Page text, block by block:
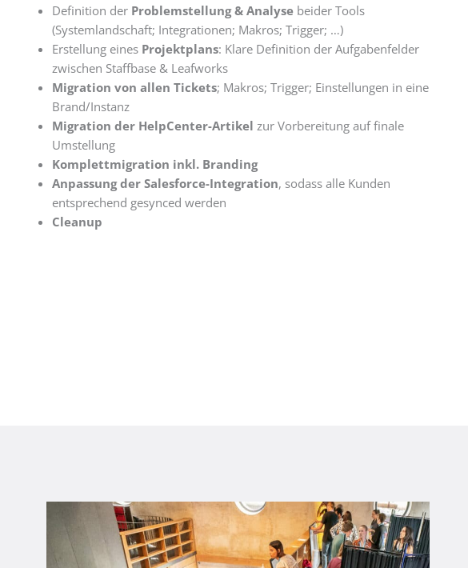
Definition der Problemstellung & Analyse beider Tools
(Systemlandschaft; Integrationen; Makros; Trigger; …)
Erstellung eines Projektplans: Klare Definition der Aufgabenfelder
zwischen Staffbase & Leafworks
Migration von allen Tickets; Makros; Trigger; Einstellungen in eine
Brand/Instanz
Migration der HelpCenter-Artikel zur Vorbereitung auf finale
Umstellung
Komplettmigration inkl. Branding
Anpassung der Salesforce-Integration, sodass alle Kunden
entsprechend gesynced werden
Cleanup